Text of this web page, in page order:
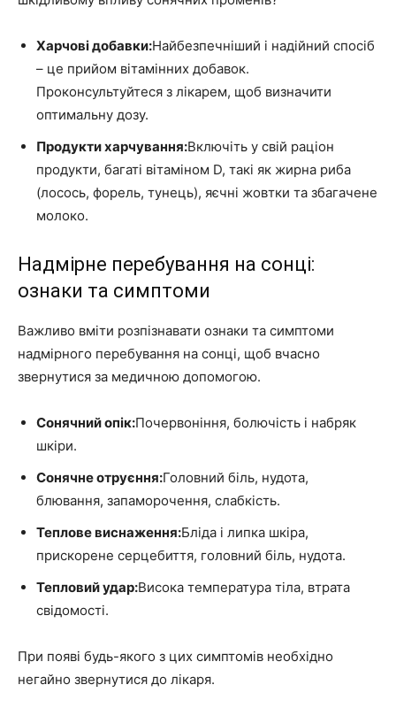
Харчові добавки:Найбезпечніший і надійний спосіб
– це прийом вітамінних добавок.
Проконсультуйтеся з лікарем, щоб визначити
оптимальну дозу.
Продукти харчування:Включіть у свій раціон
продукти, багаті вітаміном D, такі як жирна риба
(лосось, форель, тунець), яєчні жовтки та збагачене
молоко.
Надмірне перебування на сонці:
ознаки та симптоми
Важливо вміти розпізнавати ознаки та симптоми
надмірного перебування на сонці, щоб вчасно
звернутися за медичною допомогою.
Сонячний опік:Почервоніння, болючість і набряк
шкіри.
Сонячне отруєння:Головний біль, нудота,
блювання, запаморочення, слабкість.
Теплове виснаження:Бліда і липка шкіра,
прискорене серцебиття, головний біль, нудота.
Тепловий удар:Висока температура тіла, втрата
свідомості.
При появі будь-якого з цих симптомів необхідно
негайно звернутися до лікаря.